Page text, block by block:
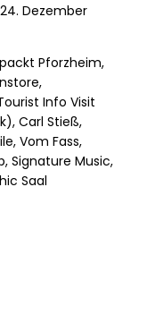
Dezember
Pforzheim,
Info Visit
Carl Stieß,
Vom Fass,
Signature Music,
Saal